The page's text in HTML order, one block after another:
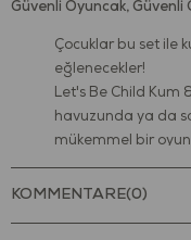
Güvenli Oyuncak, Güvenli
Çocuklar bu set ile
eğlenecekler!
Let's Be Child Kum
havuzunda ya da
mükemmel bir
ve kurşun boyası
kaplamaları
KOMMENTARE(0)